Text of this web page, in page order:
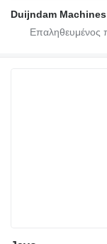
Duijndam Machines